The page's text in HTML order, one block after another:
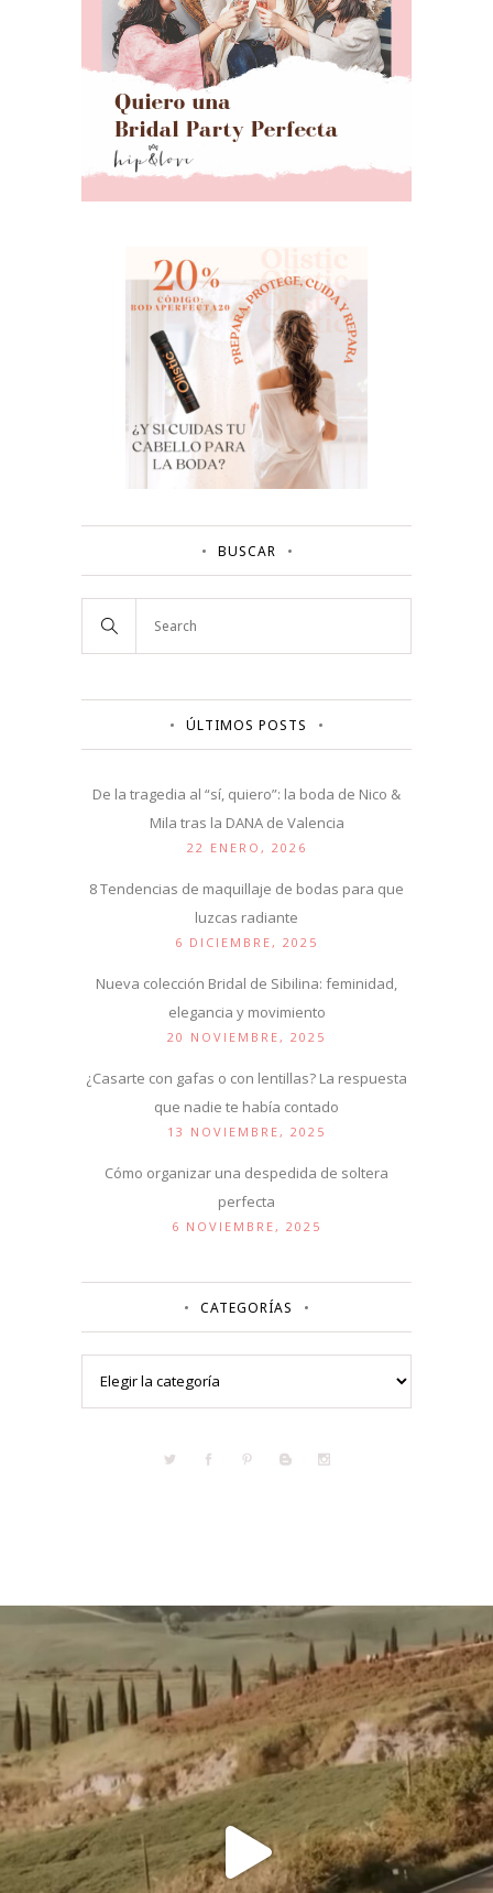
BUSCAR
ÚLTIMOS POSTS
De la tragedia al “sí, quiero”: la boda de Nico &
Mila tras la DANA de Valencia
22 ENERO, 2026
8 Tendencias de maquillaje de bodas para que
luzcas radiante
6 DICIEMBRE, 2025
Nueva colección Bridal de Sibilina: feminidad,
elegancia y movimiento
20 NOVIEMBRE, 2025
¿Casarte con gafas o con lentillas? La respuesta
que nadie te había contado
13 NOVIEMBRE, 2025
Cómo organizar una despedida de soltera
perfecta
6 NOVIEMBRE, 2025
CATEGORÍAS